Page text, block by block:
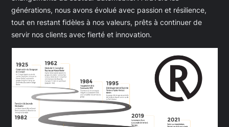
générations, nous avons évolué avec passion et résilience,
tout en restant fidèles à nos valeurs, prêts à continuer de
servir nos clients avec fierté et innovation.